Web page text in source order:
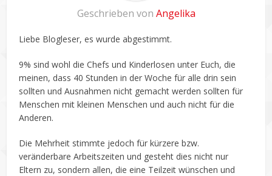
Geschrieben von Angelika
Liebe Blogleser, es wurde abgestimmt.
9% sind wohl die Chefs und Kinderlosen unter Euch, die
meinen, dass 40 Stunden in der Woche für alle drin sein
sollten und Ausnahmen nicht gemacht werden sollten für
Menschen mit kleinen Menschen und auch nicht für die
Anderen.
Die Mehrheit stimmte jedoch für kürzere bzw.
veränderbare Arbeitszeiten und gesteht dies nicht nur
Eltern zu, sondern allen, die eine Teilzeit wünschen und